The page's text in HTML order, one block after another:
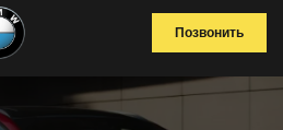
Позвонить